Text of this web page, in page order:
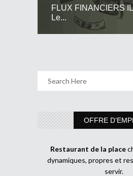
FLUX FINANCIERS
Le...
OFFRE
Restaurant de la place
dynamiques, propres et
servir.